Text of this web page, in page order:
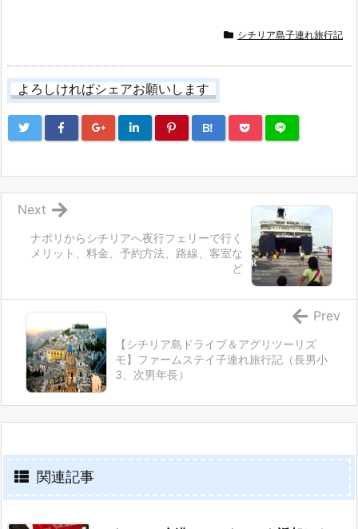
シチリア島子連れ旅行記
よろしければシェアお願いします
B!
ナポリからシチリアへ夜行フェリーで行く
メリット、料金、予約方法、路線、客室な
ど
Next
【シチリア島ドライブ＆アグリツーリズ
モ】ファームステイ子連れ旅行記（長男小
3、次男年長）
Prev
関連記事